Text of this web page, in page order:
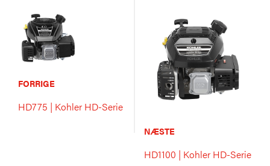
FORRIGE
HD775 | Kohler HD-Serie
NÆSTE
HD1100 | Kohler HD-Serie